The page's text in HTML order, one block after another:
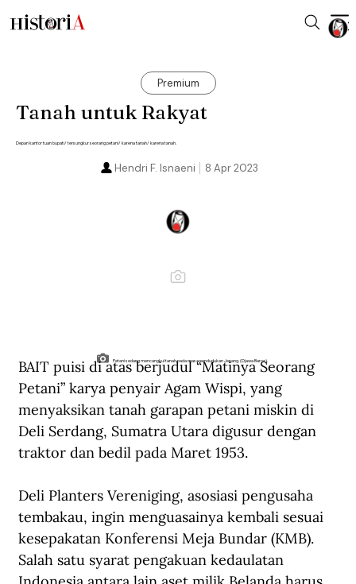
Premium
Tanah untuk Rakyat
Depan kantor tuan bupati/ tersungkur seorang petani/ karena tanah/ karena tanah.
8 Apr 2023
Hendri F. Isnaeni
Petani sedang mencangkul tanah pada masa pendudukan Jepang. (Djawa Baroe).
BAIT puisi di atas berjudul “Matinya Seorang
Petani” karya penyair Agam Wispi, yang
menyaksikan tanah garapan petani miskin di
Deli Serdang, Sumatra Utara digusur dengan
traktor dan bedil pada Maret 1953.
Deli Planters Vereniging, asosiasi pengusaha
tembakau, ingin menguasainya kembali sesuai
kesepakatan Konferensi Meja Bundar (KMB).
Salah satu syarat pengakuan kedaulatan